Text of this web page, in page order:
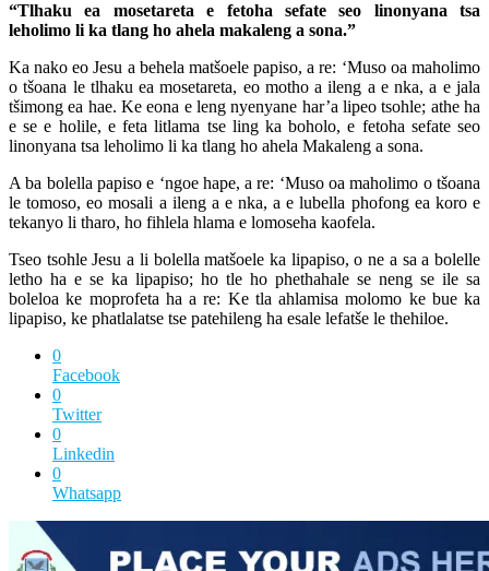
“Tlhaku ea mosetareta e fetoha sefate seo linonyana tsa
leholimo li ka tlang ho ahela makaleng a sona.”
Ka nako eo Jesu a behela matšoele papiso, a re: ‘Muso oa maholimo
o tšoana le tlhaku ea mosetareta, eo motho a ileng a e nka, a e jala
tšimong ea hae. Ke eona e leng nyenyane har’a lipeo tsohle; athe ha
e se e holile, e feta litlama tse ling ka boholo, e fetoha sefate seo
linonyana tsa leholimo li ka tlang ho ahela Makaleng a sona.
A ba bolella papiso e ‘ngoe hape, a re: ‘Muso oa maholimo o tšoana
le tomoso, eo mosali a ileng a e nka, a e lubella phofong ea koro e
tekanyo li tharo, ho fihlela hlama e lomoseha kaofela.
Tseo tsohle Jesu a li bolella matšoele ka lipapiso, o ne a sa a bolelle
letho ha e se ka lipapiso; ho tle ho phethahale se neng se ile sa
boleloa ke moprofeta ha a re: Ke tla ahlamisa molomo ke bue ka
lipapiso, ke phatlalatse tse patehileng ha esale lefatše le thehiloe.
0
Facebook
0
Twitter
0
Linkedin
0
Whatsapp